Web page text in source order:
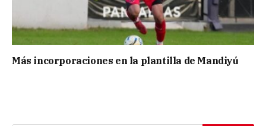
Más incorporaciones en la plantilla de Mandiyú